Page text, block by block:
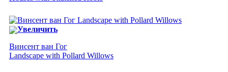
Увеличить
Винсент ван Гог
Landscape with Pollard Willows